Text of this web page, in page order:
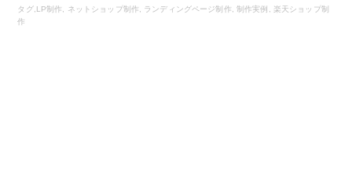
タグ, LP制作 ネットショップ制作 ランディングページ制作 ,制作実例
楽天ショップ制
作